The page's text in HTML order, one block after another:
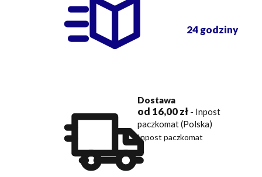
Dostawa
od 16,00 zł - Inpost
paczkomat (Polska)
Inpost paczkomat
24 godziny